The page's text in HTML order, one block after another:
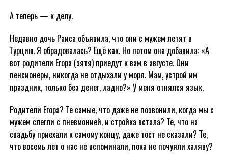
А теперь — к делу.
Недавно дочь Раиса объявила, что они с мужем летят в
Турцию. Я обрадовалась? Ещё как. Но потом она добавила: «А
вот родители Егора (зятя) приедут к вам в августе. Они
пенсионеры, никогда не отдыхали у моря. Мам, устрой им
праздник, только без денег, ладно?» У меня отнялся язык.
Родители Егора? Те самые, что даже не позвонили, когда мы с
мужем слегли с пневмонией, и стройка встала? Те, что на
свадьбу приехали к самому концу, даже тост не сказали? Те,
что восемь лет о нас не вспоминали, пока не почуяли халяву?